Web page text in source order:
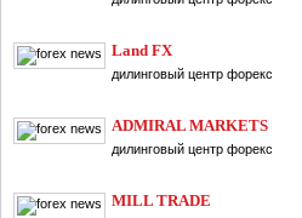
Land FX
дилинговый центр форекс
ADMIRAL MARKETS
дилинговый центр форекс
MILL TRADE